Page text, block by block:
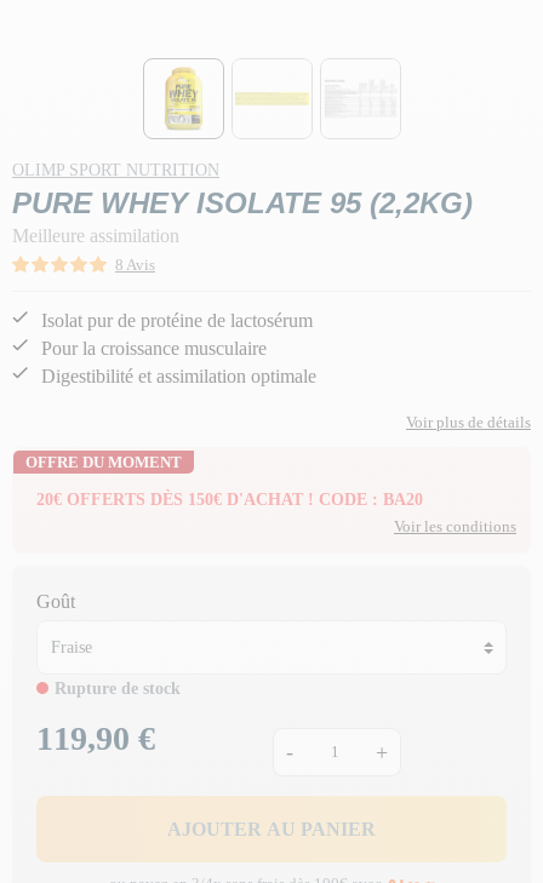
OLIMP SPORT NUTRITION
PURE WHEY ISOLATE 95 (2,2KG)
Meilleure assimilation
8 Avis
Isolat pur de protéine de lactosérum
Pour la croissance musculaire
Digestibilité et assimilation optimale
Voir plus de détails
OFFRE DU MOMENT
20€ OFFERTS DÈS 150€ D'ACHAT ! CODE : BA20
Voir les conditions
Goût
Rupture de stock
Prix
119,90 € - +
AJOUTER AU PANIER